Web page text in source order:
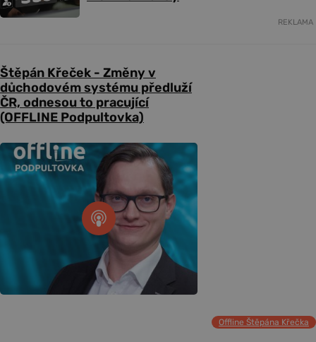
REKLAMA
Štěpán Křeček - Změny v
důchodovém systému předluží
ČR, odnesou to pracující
(OFFLINE Podpultovka)
Offline Štěpána Křečka